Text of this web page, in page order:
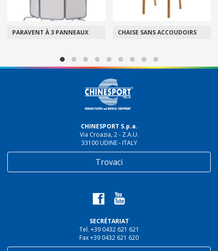
PARAVENT À 3 PANNEAUX CHAISE SANS ACCOUDOIRS
CHINESPORT S.p.a.
Via Croazia, 2 - Z.A.U.
33100 UDINE - ITALY
Trovaci
SECRÉTARIAT
Tel. +39 0432 621 621
Fax +39 0432 621 620